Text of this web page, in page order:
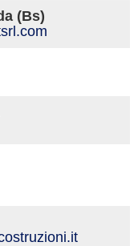
(Bs)